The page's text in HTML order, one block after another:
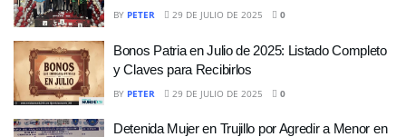
BY PETER 29 DE JULIO DE 2025 0
Bonos Patria en Julio de 2025: Listado Completo
y Claves para Recibirlos
BY PETER 29 DE JULIO DE 2025 0
Detenida Mujer en Trujillo por Agredir a Menor en